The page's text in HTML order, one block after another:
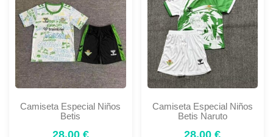
Camiseta Especial Niños
Betis
28,00 €
Camiseta Especial Niños
Betis Naruto
28,00€